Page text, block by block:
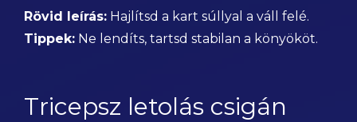
Rövid leírás: Hajlítsd a kart súllyal a váll felé.
Tippek: Ne lendíts, tartsd stabilan a könyököt.
Tricepsz letolás csigán